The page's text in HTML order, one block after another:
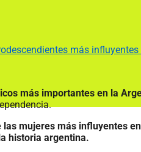
más
más importantes en la
las mujeres más influyentes
historia argentina.